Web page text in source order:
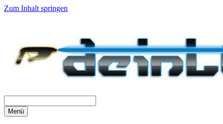
Zum Inhalt springen
Menü